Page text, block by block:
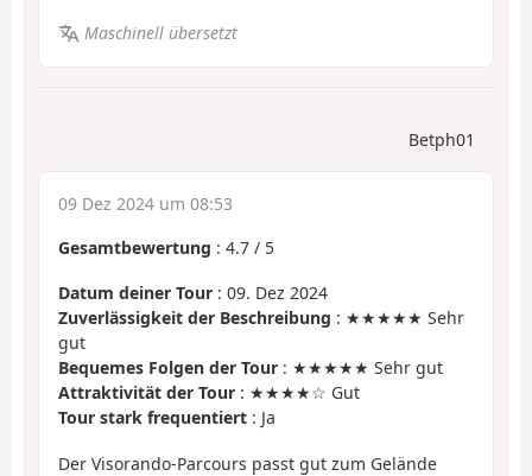
Maschinell übersetzt
Betph01
09 Dez 2024 um 08:53
Gesamtbewertung : 4.7 / 5
Datum deiner Tour : 09. Dez 2024
Zuverlässigkeit der Beschreibung : ★★★★★ Sehr
gut
Bequemes Folgen der Tour : ★★★★★ Sehr gut
Attraktivität der Tour : ★★★★☆ Gut
Tour stark frequentiert : Ja
Der Visorando-Parcours passt gut zum Gelände